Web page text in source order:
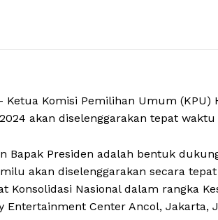
Ketua Komisi Pemilihan Umum (KPU)
akan diselenggarakan tepat
Bapak Presiden adalah bentuk
akan diselenggarakan secara
Konsolidasi Nasional dalam rangka
Entertainment Center Ancol, Jakarta,